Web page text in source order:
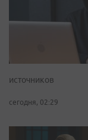
источников
сегодня, 02:29